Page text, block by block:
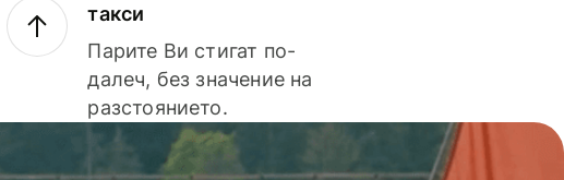
такси
Парите Ви стигат по-
далеч, без значение на
разстоянието.